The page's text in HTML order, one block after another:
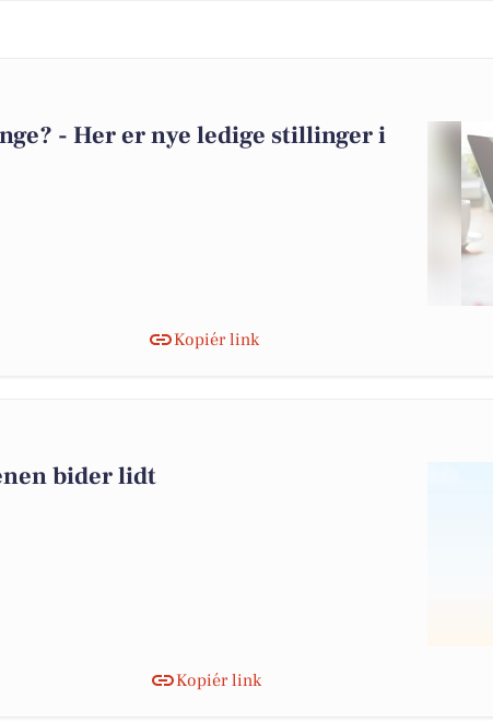
- Her er nye ledige stillinger i
Kopiér link
bider lidt
Kopiér link